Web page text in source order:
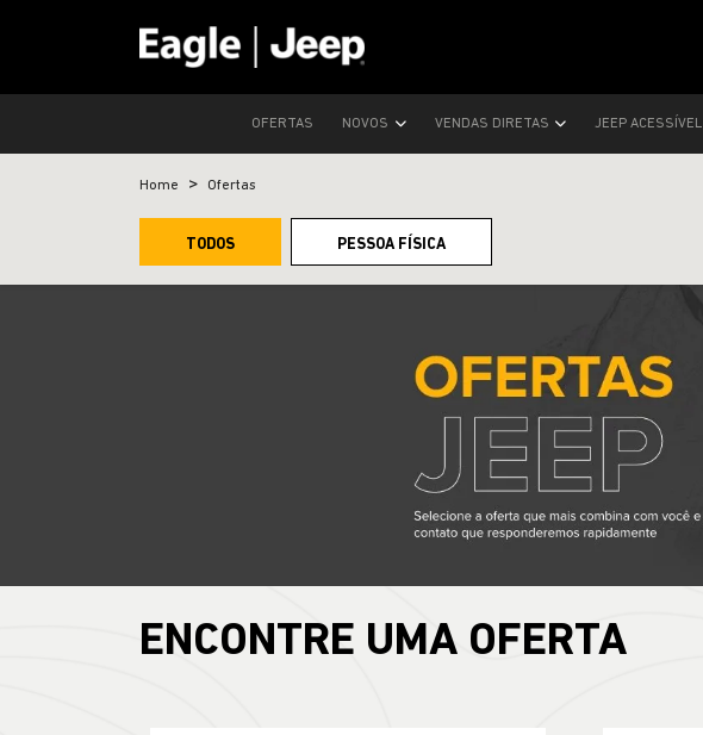
OFERTAS NOVOS VENDAS DIRETAS JEEP ACESSÍVEL
Home Ofertas
TODOS PESSOA FÍSICA
ENCONTRE UMA OFERTA